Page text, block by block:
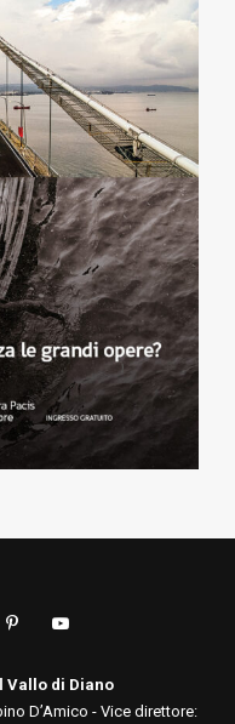
Vallo di Diano
D’Amico - Vice direttore: